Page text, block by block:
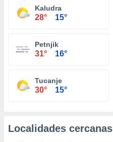
Kaludra
28° 15°
Petnjik
31° 16°
Tucanje
30° 15°
Localidades cercanas